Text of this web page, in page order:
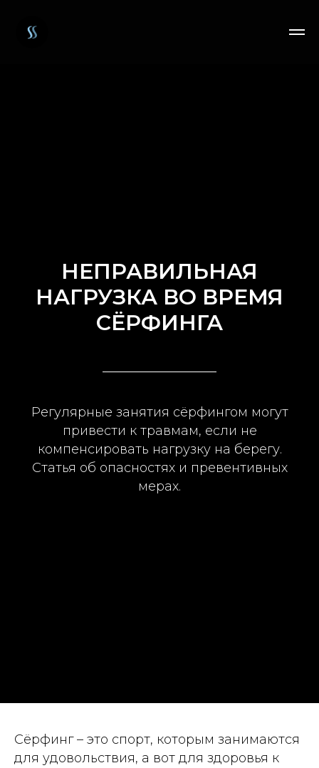
НЕПРАВИЛЬНАЯ
НАГРУЗКА ВО ВРЕМЯ
СЁРФИНГА
Регулярные занятия сёрфингом могут
привести к травмам, если не
компенсировать нагрузку на берегу.
Статья об опасностях и превентивных
мерах.
Сёрфинг – это спорт, которым занимаются
для удовольствия, а вот для здоровья к